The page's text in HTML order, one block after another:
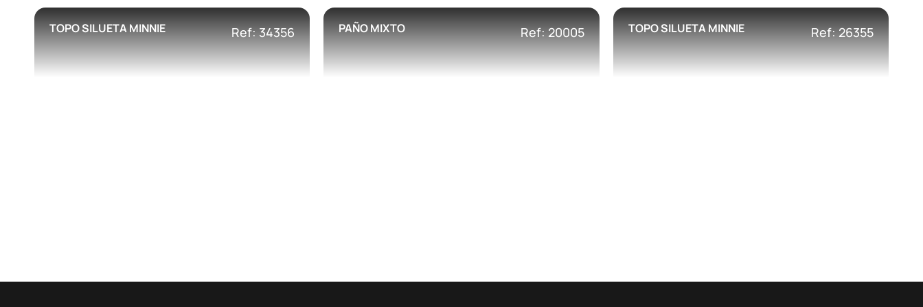
TOPO SILUETA MINNIE Ref: 34356 PAÑO MIXTO Ref: 20005 TOPO SILUETA MINNIE Ref: 26355